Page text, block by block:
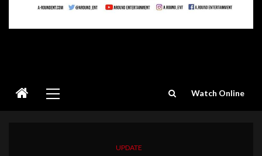
Menu
Watch Online
UPDATE